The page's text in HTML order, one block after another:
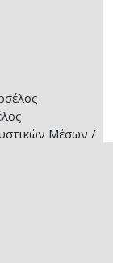
Μέσων /